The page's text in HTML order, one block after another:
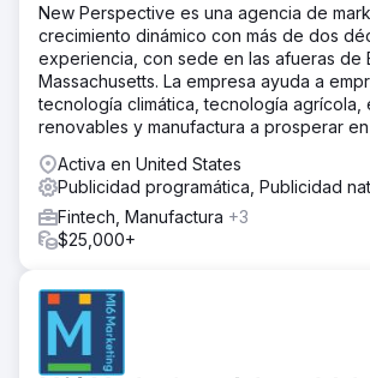
New Perspective es una agencia de
crecimiento dinámico con más de dos
experiencia, con sede en las afueras de
Massachusetts. La empresa ayuda a
tecnología climática, tecnología agrícola,
renovables y manufactura a prosperar
Activa en United States
Publicidad programática, Publicidad
Fintech, Manufactura +3
$25,000+